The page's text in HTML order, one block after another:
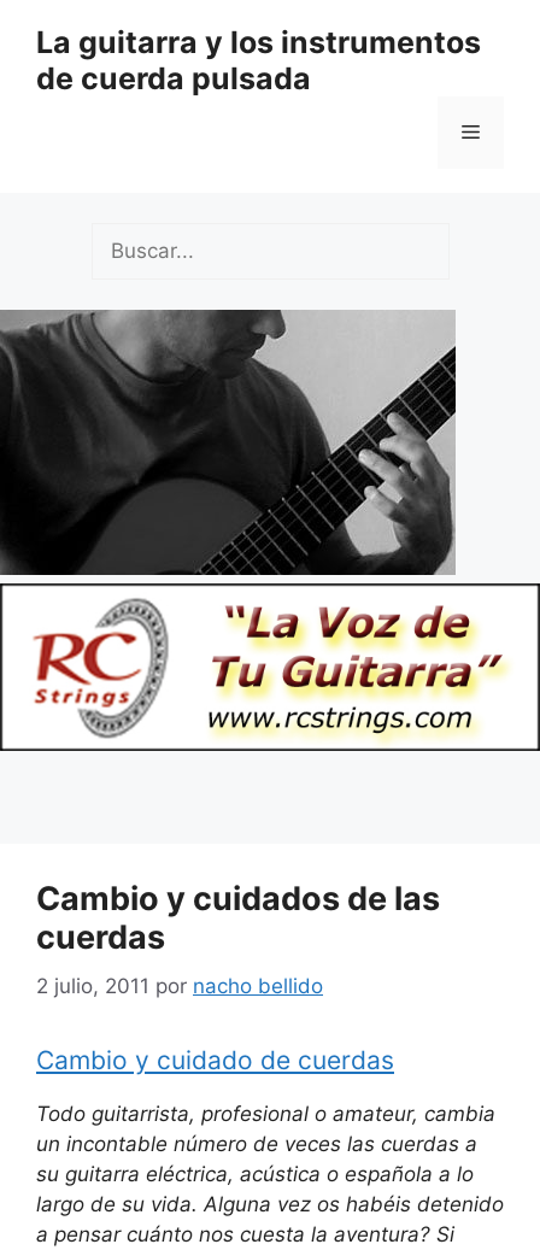
contenido
La guitarra y los instrumentos
de cuerda pulsada
Menú
Cambio y cuidados de las
cuerdas
2 julio, 2011 por nacho bellido
Cambio y cuidado de cuerdas
Todo guitarrista, profesional o amateur, cambia
un incontable número de veces las cuerdas a
su guitarra eléctrica, acústica o española a lo
largo de su vida. Alguna vez os habéis detenido
a pensar cuánto nos cuesta la aventura? Si